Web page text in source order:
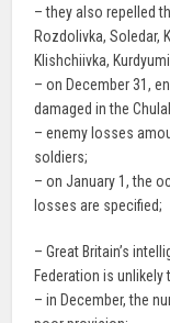
– they also repelled
Rozdolivka, Soledar,
Klishchiivka,
– on December 31,
damaged in the
– enemy losses
soldiers;
– on January 1, the
losses are specified;
– Great Britain’s
Federation is unlikely
– in December, the